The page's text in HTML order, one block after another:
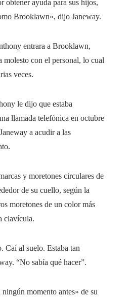
obtener ayuda para sus hijos,
Brooklawn», dijo Janeway.
entrara a Brooklawn,
molesto con el personal, lo cual
veces.
le dijo que estaba
llamada telefónica en octubre
a acudir a las
y moretones circulares de
de su cuello, según la
moretones de un color más
clavícula.
Caí al suelo. Estaba tan
“No sabía qué hacer”.
momento antes» de su